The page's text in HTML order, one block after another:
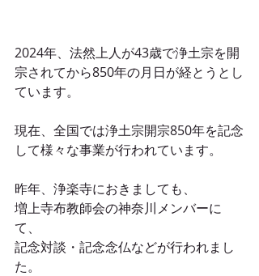
2024年、法然上人が43歳で浄土宗を開
宗されてから850年の月日が経とうとし
ています。
現在、全国では浄土宗開宗850年を記念
して様々な事業が行われています。
昨年、浄楽寺におきましても、
増上寺布教師会の神奈川メンバーに
て、
記念対談・記念念仏などが行われまし
た。